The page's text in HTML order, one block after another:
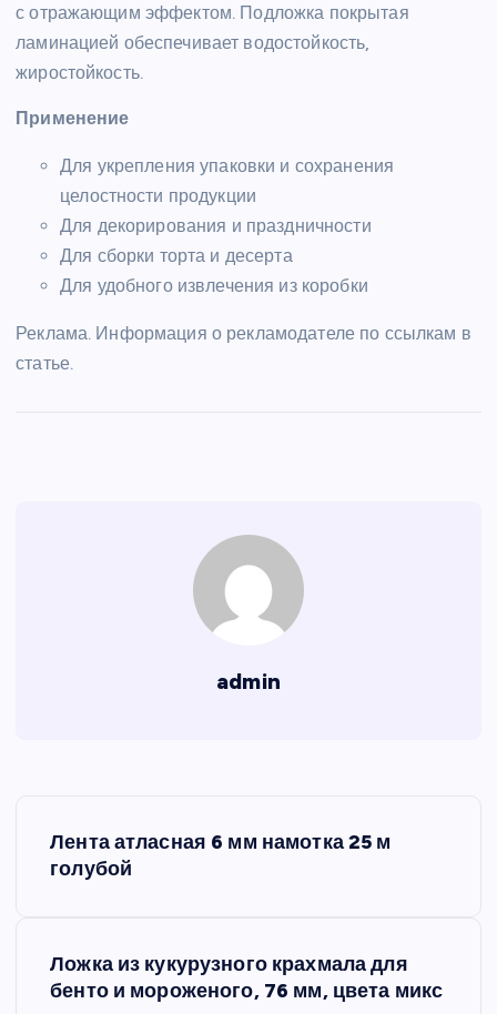
с отражающим эффектом. Подложка покрытая
ламинацией обеспечивает водостойкость,
жиростойкость.
Применение
Для укрепления упаковки и сохранения
целостности продукции
Для декорирования и праздничности
Для сборки торта и десерта
Для удобного извлечения из коробки
Реклама. Информация о рекламодателе по ссылкам в
статье.
admin
Лента атласная 6 мм намотка 25 м
голубой
Ложка из кукурузного крахмала для
бенто и мороженого, 76 мм, цвета микс